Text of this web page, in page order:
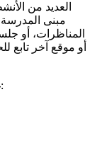
العديد من
مبنى المدرسة
المناظرات، أو
أو موقع آخر تابع
غالبًا ما تُقام البرامج اللامنهجية بعد المدرسة في: